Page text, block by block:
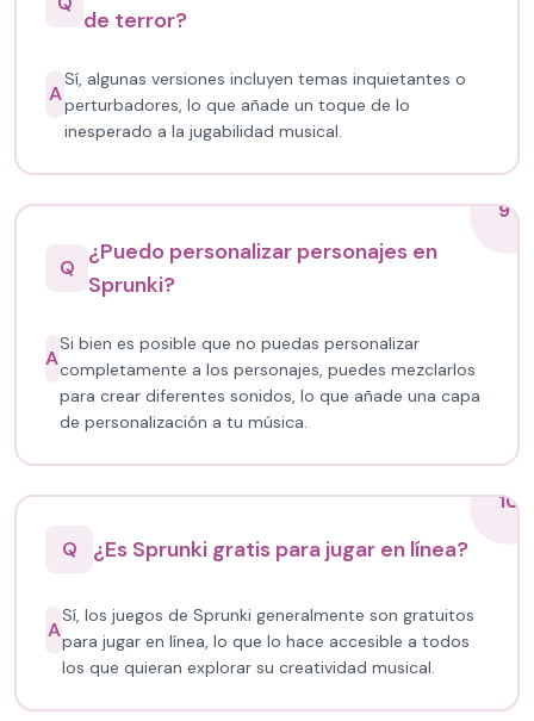
de terror?
A
Sí, algunas versiones incluyen temas inquietantes o
perturbadores, lo que añade un toque de lo
inesperado a la jugabilidad musical.
9
Q
¿Puedo personalizar personajes en
Sprunki?
A
Si bien es posible que no puedas personalizar
completamente a los personajes, puedes mezclarlos
para crear diferentes sonidos, lo que añade una capa
de personalización a tu música.
10
Q
¿Es Sprunki gratis para jugar en línea?
A
Sí, los juegos de Sprunki generalmente son gratuitos
para jugar en línea, lo que lo hace accesible a todos
los que quieran explorar su creatividad musical.